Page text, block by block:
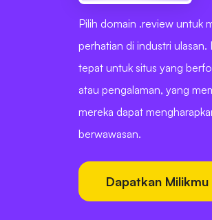
Pilih domain .review untuk
perhatian di industri
tepat untuk situs yang
atau pengalaman, yang
mereka dapat
berwawasan.
Dapatkan Milikmu